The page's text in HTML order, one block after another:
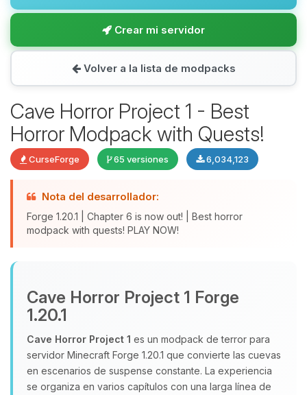
Crear mi servidor
Volver a la lista de modpacks
Cave Horror Project 1 - Best
Horror Modpack with Quests!
CurseForge 65 versiones 6,034,123
Nota del desarrollador:
Forge 1.20.1 | Chapter 6 is now out! | Best horror
modpack with quests! PLAY NOW!
Cave Horror Project 1 Forge
1.20.1
Cave Horror Project 1 es un modpack de terror para
servidor Minecraft Forge 1.20.1 que convierte las cuevas
en escenarios de suspense constante. La experiencia
se organiza en varios capítulos con una larga línea de
asistente de BoxToPlay. Cuentame
que necesitas y moveré mis
09/08/2026 03:23